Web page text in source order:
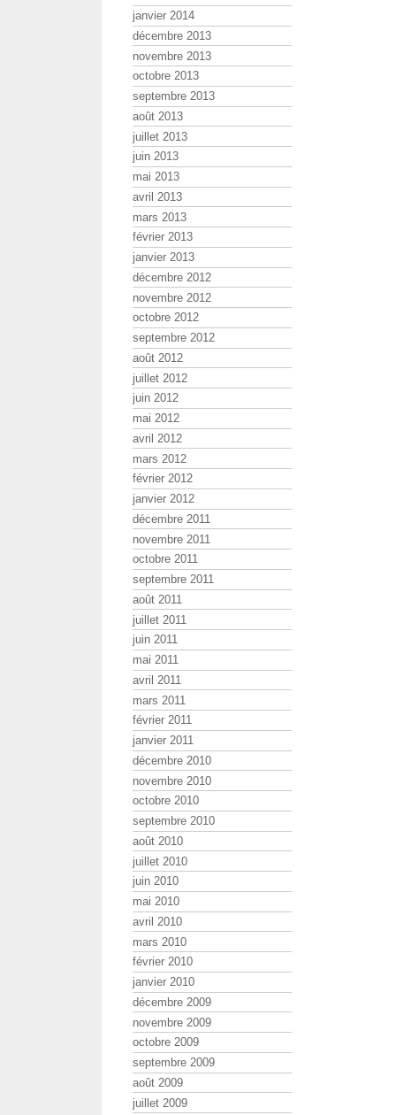
janvier 2014
décembre 2013
novembre 2013
octobre 2013
septembre 2013
août 2013
juillet 2013
juin 2013
mai 2013
avril 2013
mars 2013
février 2013
janvier 2013
décembre 2012
novembre 2012
octobre 2012
septembre 2012
août 2012
juillet 2012
juin 2012
mai 2012
avril 2012
mars 2012
février 2012
janvier 2012
décembre 2011
novembre 2011
octobre 2011
septembre 2011
août 2011
juillet 2011
juin 2011
mai 2011
avril 2011
mars 2011
février 2011
janvier 2011
décembre 2010
novembre 2010
octobre 2010
septembre 2010
août 2010
juillet 2010
juin 2010
mai 2010
avril 2010
mars 2010
février 2010
janvier 2010
décembre 2009
novembre 2009
octobre 2009
septembre 2009
août 2009
juillet 2009